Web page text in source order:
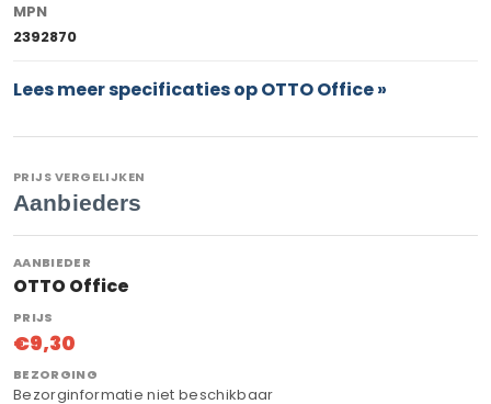
MPN
2392870
Lees meer specificaties op OTTO Office »
PRIJS VERGELIJKEN
Aanbieders
OTTO Office
€9,30
Bezorginformatie niet beschikbaar